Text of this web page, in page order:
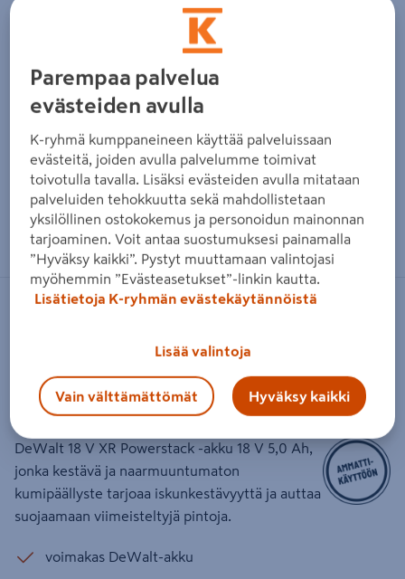
Zoomaa kuvaa sormilla kosketusnäytöllä
Akku DeWalt DCBP518 Powerstack
Tuotenumero:502527218 EAN-koodi : 5035048791875
DeWalt 18 V XR Powerstack -akku 18 V 5,0 Ah,
jonka kestävä ja naarmuuntumaton
kumipäällyste tarjoaa iskunkestävyyttä ja auttaa
suojaamaan viimeisteltyjä pintoja.
voimakas DeWalt-akku
Parempaa palvelua
evästeiden avulla
K-ryhmä kumppaneineen käyttää palveluissaan
evästeitä, joiden avulla palvelumme toimivat
toivotulla tavalla. Lisäksi evästeiden avulla mitataan
palveluiden tehokkuutta sekä mahdollistetaan
yksilöllinen ostokokemus ja personoidun mainonnan
tarjoaminen. Voit antaa suostumuksesi painamalla
”Hyväksy kaikki”. Pystyt muuttamaan valintojasi
myöhemmin ”Evästeasetukset”-linkin kautta.
Lisätietoja K-ryhmän evästekäytännöistä
Lisää valintoja
Vain välttämättömät Hyväksy kaikki